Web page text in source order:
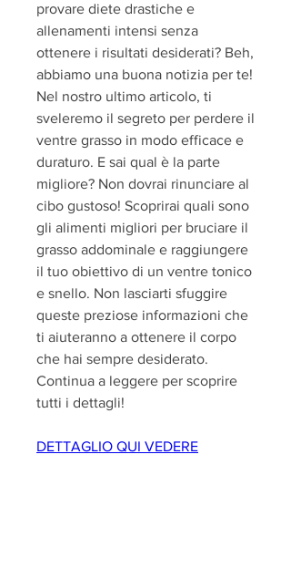
provare diete drastiche e
allenamenti intensi senza
ottenere i risultati desiderati? Beh,
abbiamo una buona notizia per te!
Nel nostro ultimo articolo, ti
sveleremo il segreto per perdere il
ventre grasso in modo efficace e
duraturo. E sai qual è la parte
migliore? Non dovrai rinunciare al
cibo gustoso! Scoprirai quali sono
gli alimenti migliori per bruciare il
grasso addominale e raggiungere
il tuo obiettivo di un ventre tonico
e snello. Non lasciarti sfuggire
queste preziose informazioni che
ti aiuteranno a ottenere il corpo
che hai sempre desiderato.
Continua a leggere per scoprire
tutti i dettagli!
DETTAGLIO QUI VEDERE